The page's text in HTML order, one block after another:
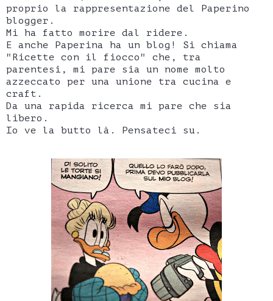
proprio la rappresentazione del Paperino
blogger.
Mi ha fatto morire dal ridere.
E anche Paperina ha un blog! Si chiama
"Ricette con il fiocco" che, tra
parentesi, mi pare sia un nome molto
azzeccato per una unione tra cucina e
craft.
Da una rapida ricerca mi pare che sia
libero.
Io ve la butto là. Pensateci su.